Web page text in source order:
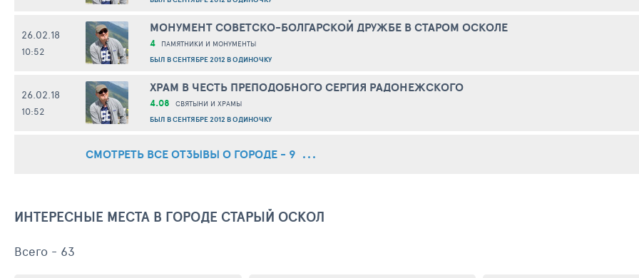
26.02.18
10:52
МОНУМЕНТ СОВЕТСКО-БОЛГАРСКОЙ ДРУЖБЕ В СТАРОМ ОСКОЛЕ
4 ПАМЯТНИКИ И МОНУМЕНТЫ
БЫЛ В СЕНТЯБРЕ 2012 В ОДИНОЧКУ
26.02.18
10:52
ХРАМ В ЧЕСТЬ ПРЕПОДОБНОГО СЕРГИЯ РАДОНЕЖСКОГО
4.08 СВЯТЫНИ И ХРАМЫ
БЫЛ В СЕНТЯБРЕ 2012 В ОДИНОЧКУ
СМОТРЕТЬ ВСЕ ОТЗЫВЫ О ГОРОДЕ - 9
ИНТЕРЕСНЫЕ МЕСТА В ГОРОДЕ СТАРЫЙ ОСКОЛ
Всего - 63